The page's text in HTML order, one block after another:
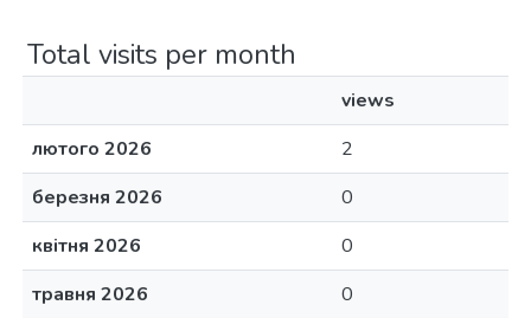
Total visits per month
views
лютого 2026
2
березня 2026
0
квітня 2026
0
травня 2026
0